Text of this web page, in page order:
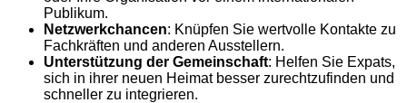
Publikum.
Netzwerkchancen: Knüpfen Sie wertvolle Kontakte zu
Fachkräften und anderen Ausstellern.
Unterstützung der Gemeinschaft: Helfen Sie Expats,
sich in ihrer neuen Heimat besser zurechtzufinden und
schneller zu integrieren.